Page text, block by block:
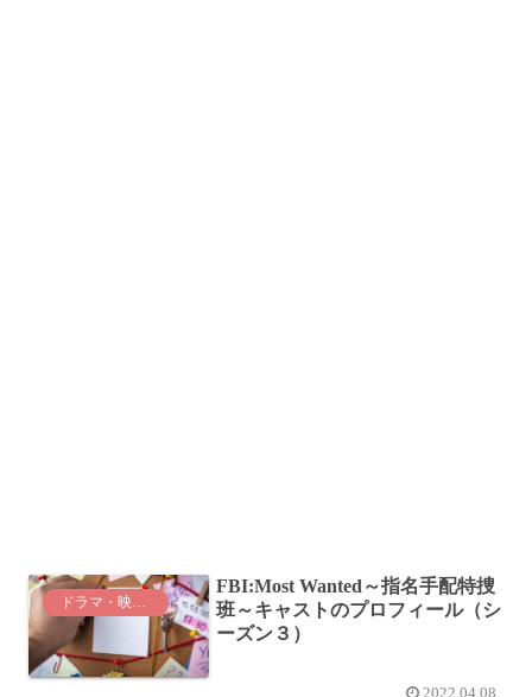
ドラマ・映画紹介
FBI:Most Wanted～指名手配特捜
班～キャストのプロフィール（シ
ーズン３）
2022.04.08